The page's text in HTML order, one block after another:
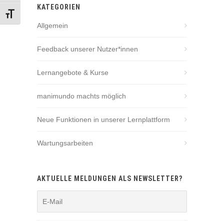
SCHRIFT VERGRÖSSERN
KATEGORIEN
Allgemein
Feedback unserer Nutzer*innen
Lernangebote & Kurse
manimundo machts möglich
Neue Funktionen in unserer Lernplattform
Wartungsarbeiten
AKTUELLE MELDUNGEN ALS NEWSLETTER?